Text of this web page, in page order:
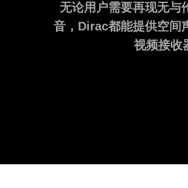
无论用户需要再现无与
音，Dirac都能提供空间
视频接收